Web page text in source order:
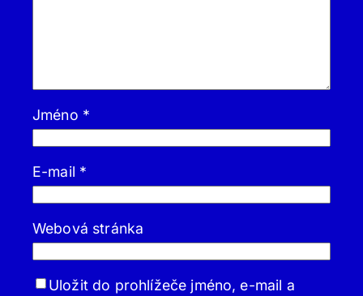
Jméno *
E-mail *
Webová stránka
Uložit do prohlížeče jméno, e-mail a